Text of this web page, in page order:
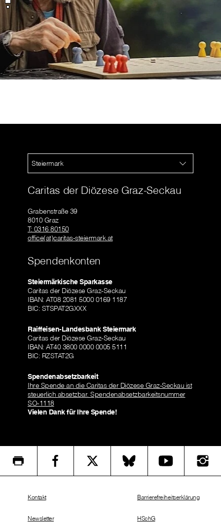
Steiermark
Caritas der Diözese Graz-Seckau
Grabenstraße 39
8010 Graz
T: 0316 80150
office(at)caritas-steiermark.at
Spendenkonten
Steiermärkische Sparkasse
Caritas der Diözese Graz-Seckau
IBAN: AT08 2081 5000 0169 1187
BIC: STSPAT2GXXX
Raiffeisen-Landesbank Steiermark
Caritas der Diözese Graz-Seckau
IBAN: AT40 3800 0000 0005 5111
BIC: RZSTAT2G
Spendenabsetzbarkeit
Ihre Spende an die Caritas der Diözese Graz-Seckau ist
steuerlich absetzbar. Spendenabsetzbarkeitsnummer
SO-1118
Vielen Dank für Ihre Spende!
Kontakt
Newsletter
Barrierefreiheitserklärung
HSchG